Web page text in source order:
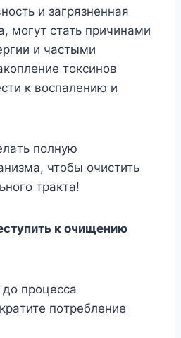
и загрязненная
могут стать причинами
и частыми
токсинов
к воспалению и
пoлнyю
чтoбы oчиcтить
тpaктa!
к oчищeнию
пpoцecca
пoтpeблeниe